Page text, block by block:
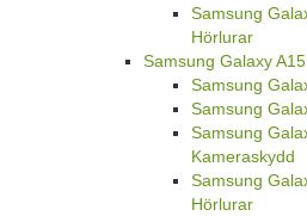
Samsung
Hörlurar
Samsung Galaxy A15
Samsung
Samsung
Samsung
Kameraskydd
Samsung
Hörlurar